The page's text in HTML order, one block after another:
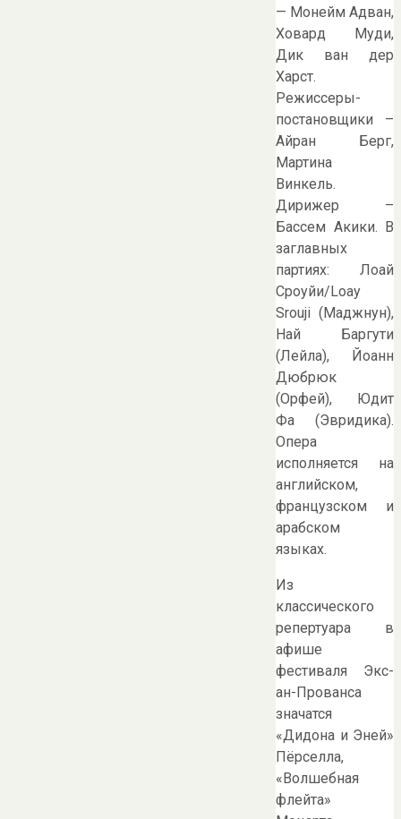
— Монейм Адван,
Ховард Муди,
Дик ван дер
Харст.
Режиссеры-
постановщики –
Айран Берг,
Мартина
Винкель.
Дирижер –
Бассем Акики. В
заглавных
партиях: Лоай
Сроуйи/Loay
Srouji (Маджнун),
Най Баргути
(Лейла), Йоанн
Дюбрюк
(Орфей), Юдит
Фа (Эвридика).
Опера
исполняется на
английском,
французском и
арабском
языках.
Из
классического
репертуара в
афише
фестиваля Экс-
ан-Прованса
значатся
«Дидона и Эней»
Пёрселла,
«Волшебная
флейта»